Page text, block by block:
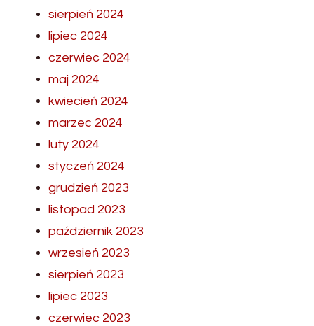
sierpień 2024
lipiec 2024
czerwiec 2024
maj 2024
kwiecień 2024
marzec 2024
luty 2024
styczeń 2024
grudzień 2023
listopad 2023
październik 2023
wrzesień 2023
sierpień 2023
lipiec 2023
czerwiec 2023